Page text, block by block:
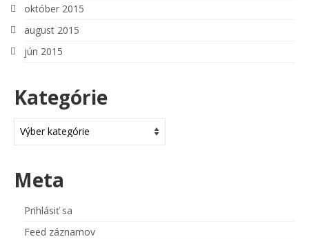
október 2015
august 2015
jún 2015
Kategórie
Meta
Prihlásiť sa
Feed záznamov